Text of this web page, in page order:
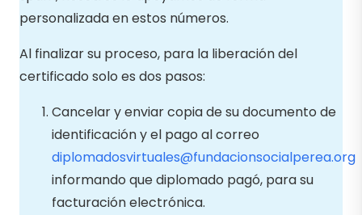
personalizada en estos números.
Al finalizar su proceso, para la liberación del
certificado solo es dos pasos:
Cancelar y enviar copia de su documento de
identificación y el pago al correo
diplomadosvirtuales@fundacionsocialperea.org
informando que diplomado pagó, para su
facturación electrónica.